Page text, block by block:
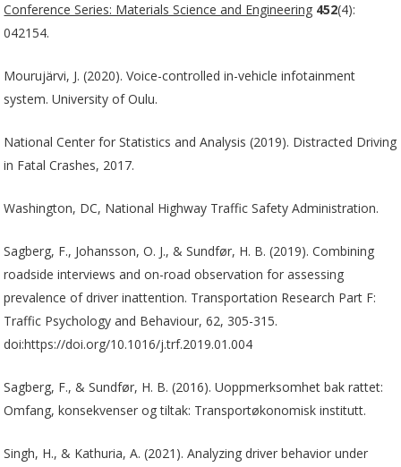
Conference Series: Materials Science and Engineering 452(4):
042154.
Mourujärvi, J. (2020). Voice-controlled in-vehicle infotainment
system. University of Oulu.
National Center for Statistics and Analysis (2019). Distracted Driving
in Fatal Crashes, 2017.
Washington, DC, National Highway Traffic Safety Administration.
Sagberg, F., Johansson, O. J., & Sundfør, H. B. (2019). Combining
roadside interviews and on-road observation for assessing
prevalence of driver inattention. Transportation Research Part F:
Traffic Psychology and Behaviour, 62, 305-315.
doi:https://doi.org/10.1016/j.trf.2019.01.004
Sagberg, F., & Sundfør, H. B. (2016). Uoppmerksomhet bak rattet:
Omfang, konsekvenser og tiltak: Transportøkonomisk institutt.
Singh, H., & Kathuria, A. (2021). Analyzing driver behavior under